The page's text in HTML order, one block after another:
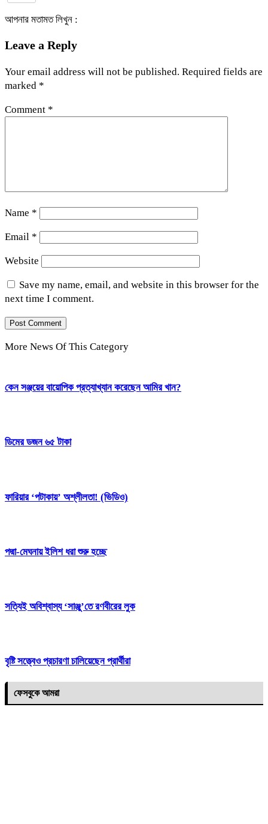
আপনার মতামত লিখুন :
Leave a Reply
Your email address will not be published. Required fields are
marked *
Comment *
Name *
Email *
Website
Save my name, email, and website in this browser for the
next time I comment.
More News Of This Category
কেন সঞ্জয়ের বায়োপিক প্রত্যাখ্যান করেছেন আমির খান?
ডিমের ডজন ৬৫ টাকা
ফারিয়ার ‘পটাকায়’ অশ্লীলতা! (ভিডিও)
পদ্মা-মেঘনায় ইলিশ ধরা শুরু হচ্ছে
সত্যিই অবিশ্বাস্য ‘সাঞ্জু’তে রণবীরের লুক
বৃষ্টি সত্ত্বেও প্রচারণা চালিয়েছেন প্রার্থীরা
ফেসবুকে আমরা